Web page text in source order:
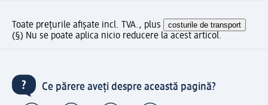
Toate prețurile afișate incl. TVA., plus costurile de transport
(§) Nu se poate aplica nicio reducere la acest articol.
Ce părere aveți despre această pagină?